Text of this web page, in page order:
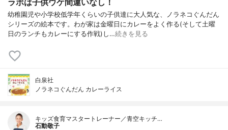
ラボは子供ウケ間違いなし！
幼稚園児や小学校低学年くらいの子供達に大人気な、ノラネコぐんだん
シリーズの絵本です。わが家は金曜日にカレーをよく作る(そして土曜
日のランチもカレーにする作戦)し…続きを見る
白泉社
ノラネコぐんだん カレーライス
キッズ食育マスタートレーナー／青空キッチ…
石動敬子